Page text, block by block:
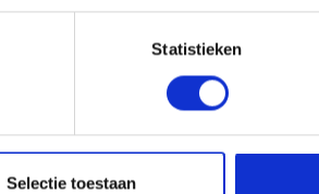
Statistieken
Selectie toestaan